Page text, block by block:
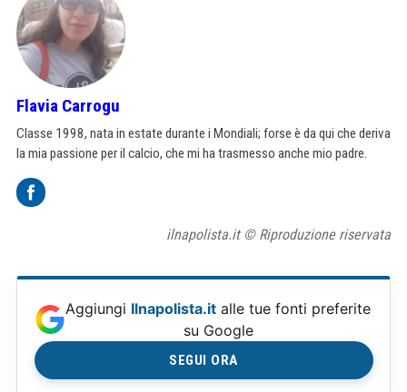
Flavia Carrogu
Classe 1998, nata in estate durante i Mondiali; forse è da qui che deriva
la mia passione per il calcio, che mi ha trasmesso anche mio padre.
ilnapolista.it © Riproduzione riservata
Aggiungi Ilnapolista.it alle tue fonti preferite
su Google
SEGUI ORA